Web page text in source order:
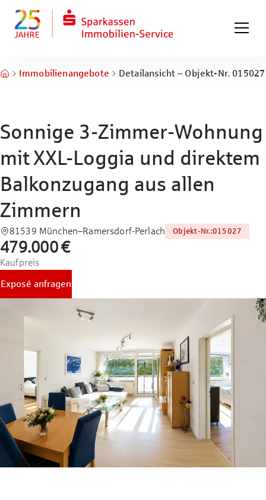
Zum Fuß springen
Immobilienangebote Detailansicht – Objekt-Nr. 015027
Sonnige 3-Zimmer-Wohnung
mit XXL-Loggia und direktem
Balkonzugang aus allen
Zimmern
81539 München–Ramersdorf-Perlach Objekt-Nr.:015027
479.000 €
Kaufpreis
Exposé anfragen